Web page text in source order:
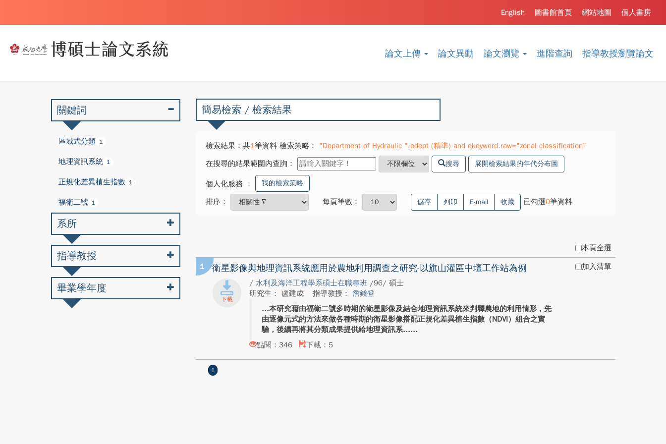
論文上傳 論文異動 論文瀏覽 進階查詢 指導教授瀏覽論文
個人書房
網站地圖
圖書館首頁
English
簡易檢索 / 檢索結果
檢索結果：共1筆資料 檢索策略：
"Department of Hydraulic ".edept (精準) and ekeyword.raw="zonal classification"
在搜尋的結果範圍內查詢：
搜尋 展開檢索結果的年代分布圖
個人化服務 ： 我的檢索策略
排序： 每頁筆數： 儲存 列印 E-mail 收藏 已勾選0筆資料
本頁全選
1 衛星影像與地理資訊系統應用於農地利用調查之研究-以旗山灌區中壇工作站為例
/ 水利及海洋工程學系碩士在職專班 /96/ 碩士
研究生： 盧建成
指導教授： 詹錢登
本研究藉由福衛二號多時期的衛星影像及結合地理資訊系統來判釋農地的利用情形，先
由逐像元式的方法來做各種時期的衛星影像搭配正規化差異植生指數（NDVI）組合之實
驗，後續再將其分類成果提供給地理資訊系...
點閱：346
下載：5
加入清單
1
關鍵詞
區域式分類 1
地理資訊系統 1
正規化差異植生指數 1
福衛二號 1
系所
指導教授
畢業學年度